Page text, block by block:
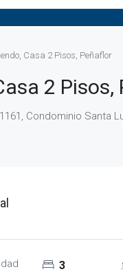
Casa 2 Pisos, Peñaflor
2 Pisos,
Condominio Santa
3